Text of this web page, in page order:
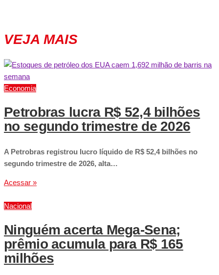
VEJA MAIS
Economia
Petrobras lucra R$ 52,4 bilhões
no segundo trimestre de 2026
A Petrobras registrou lucro líquido de R$ 52,4 bilhões no
segundo trimestre de 2026, alta…
Acessar »
Nacional
Ninguém acerta Mega-Sena;
prêmio acumula para R$ 165
milhões